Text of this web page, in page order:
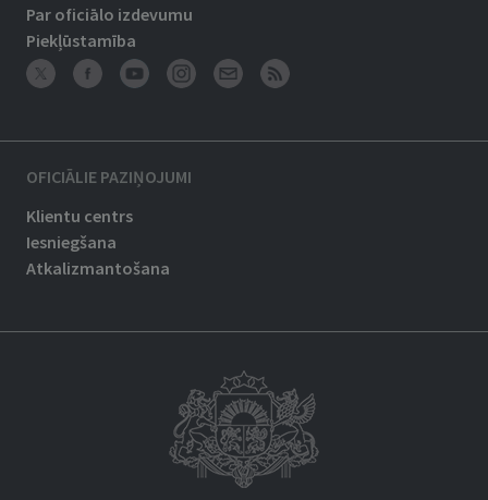
Par oficiālo izdevumu
Piekļūstamība
OFICIĀLIE PAZIŅOJUMI
Klientu centrs
Iesniegšana
Atkalizmantošana